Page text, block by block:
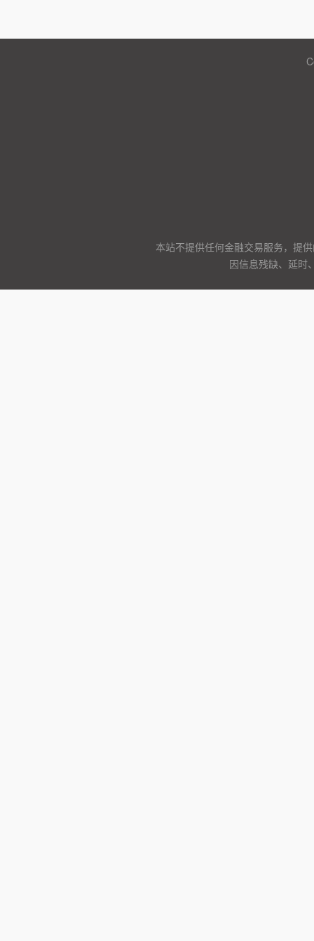
本站不提供任何金融交易服务，提
因信息残缺、延时